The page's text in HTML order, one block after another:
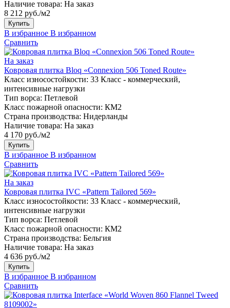
Наличие товара: На заказ
8 212 руб./м2
Купить
В избранное В избранном
Сравнить
На заказ
Ковровая плитка Bloq «Connexion 506 Toned Route»
Класс износостойкости: 33 Класс - коммерческий,
интенсивные нагрузки
Тип ворса: Петлевой
Класс пожарной опасности: КМ2
Страна производства: Нидерланды
Наличие товара: На заказ
4 170 руб./м2
Купить
В избранное В избранном
Сравнить
На заказ
Ковровая плитка IVC «Pattern Tailored 569»
Класс износостойкости: 33 Класс - коммерческий,
интенсивные нагрузки
Тип ворса: Петлевой
Класс пожарной опасности: КМ2
Страна производства: Бельгия
Наличие товара: На заказ
4 636 руб./м2
Купить
В избранное В избранном
Сравнить